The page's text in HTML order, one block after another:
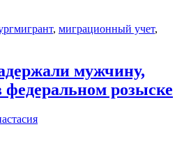
мигрант, миграционный учет,
мужчину,
федеральном розыске